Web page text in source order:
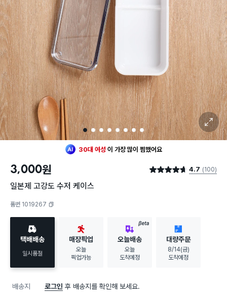
1 2 3 4 5 6 7 8
확대 보기
30대 여성 이 가장 많이 찜했어요
3,000원 별점 4.7점 4.7 (100)
일본제 고강도 수저 케이스
품번 1019267
택배배송
일시품절
매장픽업
오늘
픽업가능
BETA
오늘배송
오늘
도착예정
대량주문
8/14(금)
도착예정
배송지 로그인 후 배송지를 확인해 보세요.